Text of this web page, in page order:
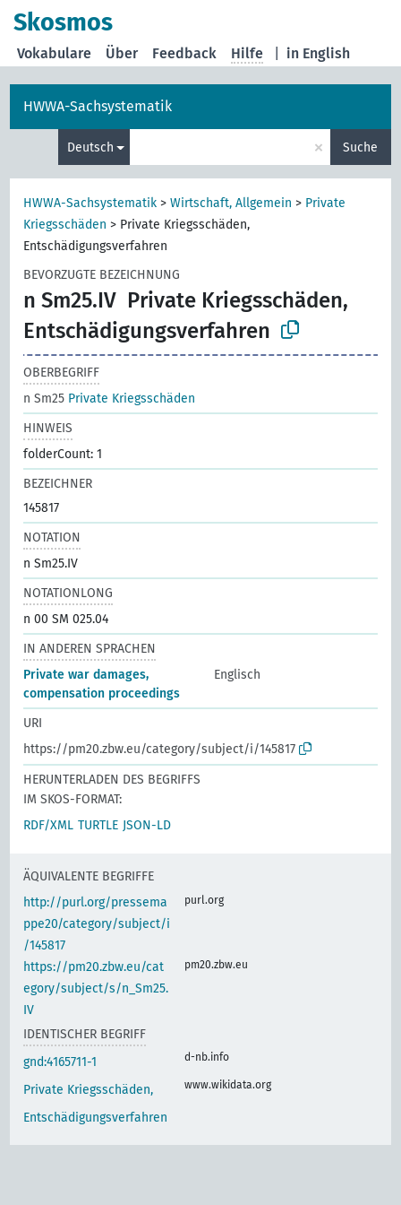
Skosmos
in English
Vokabulare Über Feedback Hilfe
HWWA-Sachsystematik
Deutsch × Suche
HWWA-Sachsystematik >Wirtschaft, Allgemein > Private
Kriegsschäden > Private Kriegsschäden,
Entschädigungsverfahren
BEVORZUGTE BEZEICHNUNG
n Sm25.IV Private Kriegsschäden,
Entschädigungsverfahren
OBERBEGRIFF
n Sm25 Private Kriegsschäden
HINWEIS
folderCount: 1
BEZEICHNER
145817
NOTATION
n Sm25.IV
NOTATIONLONG
n 00 SM 025.04
IN ANDEREN SPRACHEN
Private war damages,
compensation proceedings
Englisch
URI
https://pm20.zbw.eu/category/subject/i/145817
HERUNTERLADEN DES BEGRIFFS
IM SKOS-FORMAT:
RDF/XML TURTLE JSON-LD
ÄQUIVALENTE BEGRIFFE
http://purl.org/pressema
ppe20/category/subject/i
/145817
purl.org
https://pm20.zbw.eu/cat
egory/subject/s/n_Sm25.
IV
pm20.zbw.eu
IDENTISCHER BEGRIFF
gnd:4165711-1
d-nb.info
Private Kriegsschäden,
Entschädigungsverfahren
www.wikidata.org